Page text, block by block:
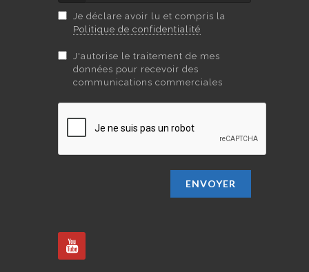
Je déclare avoir lu et compris la
Politique de confidentialité
J'autorise le traitement de mes
données pour recevoir des
communications commerciales
ENVOYER